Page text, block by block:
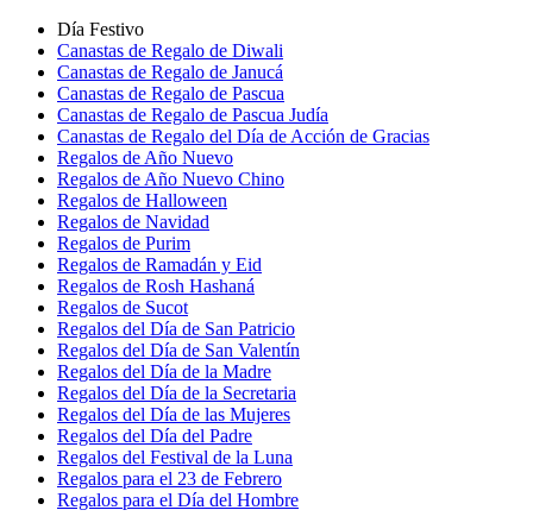
Día Festivo
Canastas de Regalo de Diwali
Canastas de Regalo de Janucá
Canastas de Regalo de Pascua
Canastas de Regalo de Pascua Judía
Canastas de Regalo del Día de Acción de Gracias
Regalos de Año Nuevo
Regalos de Año Nuevo Chino
Regalos de Halloween
Regalos de Navidad
Regalos de Purim
Regalos de Ramadán y Eid
Regalos de Rosh Hashaná
Regalos de Sucot
Regalos del Día de San Patricio
Regalos del Día de San Valentín
Regalos del Día de la Madre
Regalos del Día de la Secretaria
Regalos del Día de las Mujeres
Regalos del Día del Padre
Regalos del Festival de la Luna
Regalos para el 23 de Febrero
Regalos para el Día del Hombre